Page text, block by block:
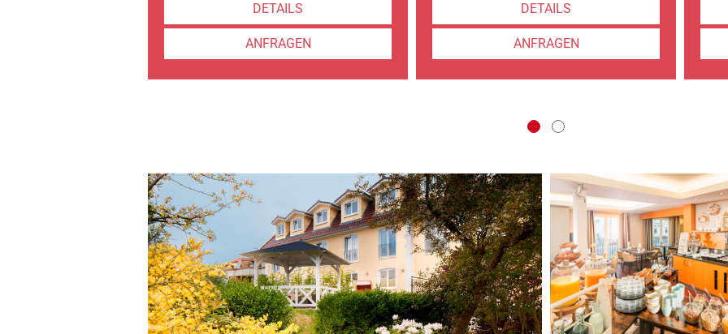
DETAILS
ANFRAGEN
DETAILS
ANFRAGEN